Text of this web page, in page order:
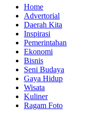
Home
Advertorial
Daerah Kita
Inspirasi
Pemerintahan
Ekonomi
Bisnis
Seni Budaya
Gaya Hidup
Wisata
Kuliner
Ragam Foto